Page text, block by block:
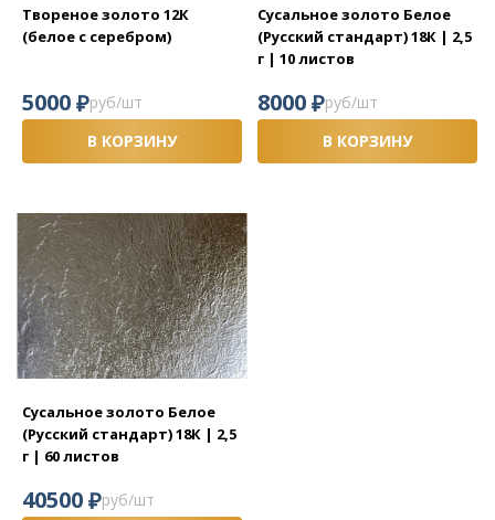
Твореное золото 12К
(белое с серебром)
5000₽руб/шт
В КОРЗИНУ
Сусальное золото Белое
(Русский стандарт) 18К | 2,5
г | 10 листов
8000₽руб/шт
В КОРЗИНУ
Сусальное золото Белое
(Русский стандарт) 18К | 2,5
г | 60 листов
40500₽руб/шт